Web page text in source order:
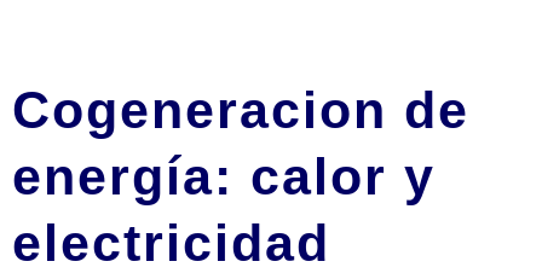
Cogeneracion de
energía: calor y
electricidad